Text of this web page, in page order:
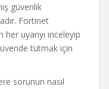
güvenlik
Fortinet
uyarıyı inceleyip
tutmak için
sorunun nasıl